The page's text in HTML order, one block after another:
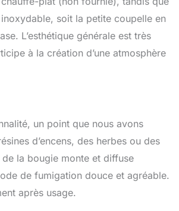
soit la petite coupelle en
L’esthétique générale est très
à la création d’une atmosphère
un point que nous avons
d’encens, des herbes ou des
la bougie monte et diffuse
de fumigation douce et agréable.
après usage.